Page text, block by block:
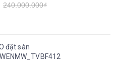
240.000.000₫
đặt sàn